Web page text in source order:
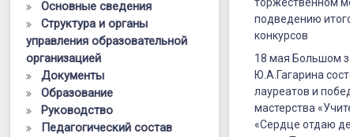
«БИПКРО»,
к.п.н,
доцент
Полина
подведению
конкурсов
18 мая Большом
Ю.А.Гагарина
лауреатов и
мастерства
«Сердце отдаю
Основные сведения
Структура и органы
управления образовательной
организацией
Документы
Образование
Руководство
Педагогический состав